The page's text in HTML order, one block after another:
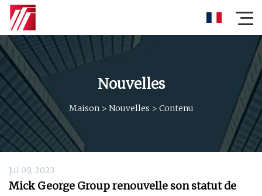
Nouvelles
Maison > Nouvelles > Contenu
Jul 09, 2023
Mick George Group renouvelle son statut de